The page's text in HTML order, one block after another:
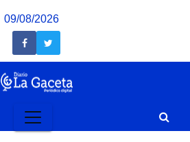
09/08/2026